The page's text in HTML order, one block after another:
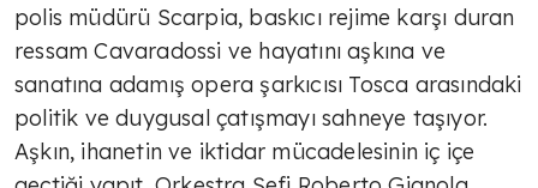
polis müdürü Scarpia, baskıcı rejime karşı duran
ressam Cavaradossi ve hayatını aşkına ve
sanatına adamış opera şarkıcısı Tosca arasındaki
politik ve duygusal çatışmayı sahneye taşıyor.
Aşkın, ihanetin ve iktidar mücadelesinin iç içe